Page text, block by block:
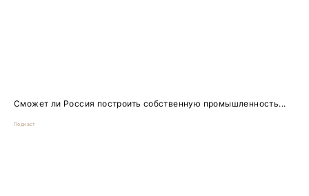
Сможет ли Россия построить собственную промышленность...
Подкаст